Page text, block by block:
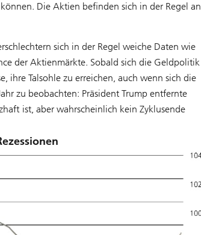
Die Aktien befinden sich in der Regel an
sich in der Regel weiche Daten wie
der Aktienmärkte. Sobald sich die Geldpolitik
ihre Talsohle zu erreichen, auch wenn sich die
zu beobachten: Präsident Trump entfernte
ist, aber wahrscheinlich kein Zyklusende